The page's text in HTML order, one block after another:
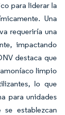
para liderar la
Una
requeriría una
impactando
destaca que
limpio
lo que
para unidades
establezcan